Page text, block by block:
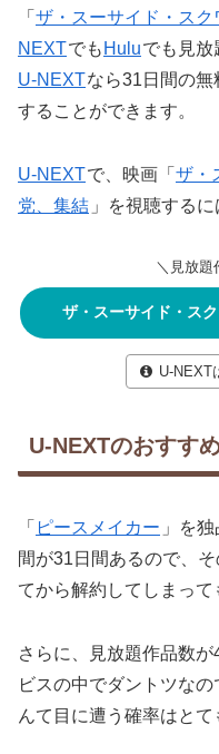
「 ザ・スーサイド・ス
NEXTでも Huluでも見放
U-NEXTなら31日間の
することができます。
U-NEXTで、映画「 ザ・
党、集結 」を視聴する
＼見放題
ザ・スーサイド・ス
U-NEXT
U-NEXTのおすす
「 ピースメイカー 」を
間が31日間あるので、
てから解約してしまって
さらに、見放題作品数
ビスの中でダントツな
んて目に遭う確率はとて